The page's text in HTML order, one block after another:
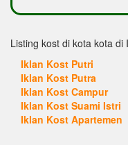
Listing kost di kota kota
Iklan Kost Putri
Iklan Kost Putra
Iklan Kost Campur
Iklan Kost Suami Istri
Iklan Kost Apartemen